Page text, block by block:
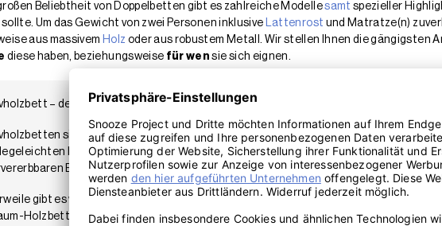
Beliebtheit von Doppelbetten gibt es zahlreiche Modellesamt spezieller
Um das Gewicht von zwei Personen inklusive Lattenrost und Matratze(n)
aus massivem Holz oder aus robustem Metall. Wir stellen Ihnen die gängigsten
diese haben, beziehungsweise für wen sie sich eignen.
– der Klassiker unter den Doppelbetten
sind traditionelle, langlebige Doppelbett. Doppelbetten ausMassivholz
Materialien. Dieser Bettentyp war früher die absolute Nummer 1, sobald
Ehebetts ging.
gibt es weitere Varianten des Massivholz-Doppelbetts. So können sich
Holzbett mit integriertem, leicht zugänglichem Bettkasten entscheiden. Ein